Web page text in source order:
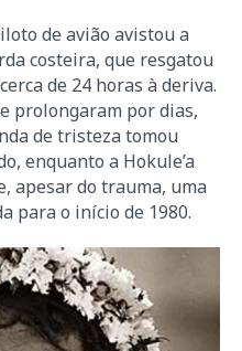
de avião avistou a
costeira, que resgatou
de 24 horas à deriva.
prolongaram por dias,
de tristeza tomou
enquanto a Hokule’a
apesar do trauma, uma
para o início de 1980.